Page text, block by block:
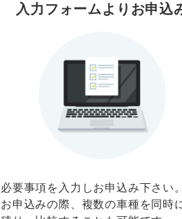
入力フォームよりお申込
必要事項を入力しお申込み下さい
お申込みの際、複数の車種を同時